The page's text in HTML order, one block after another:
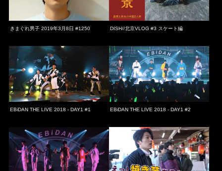
きまぐれ男子 2019年3月8日 #1250 DISH//北京VLOG #3 スケート編
EBiDAN THE LIVE 2018 - DAY1 #1 EBiDAN THE LIVE 2018 - DAY1 #2